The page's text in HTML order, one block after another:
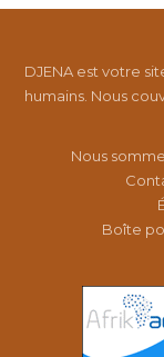
DJENA est votre
humains. Nous
Nous
Boîte